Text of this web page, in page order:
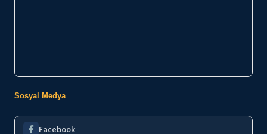
Sosyal Medya
Facebook